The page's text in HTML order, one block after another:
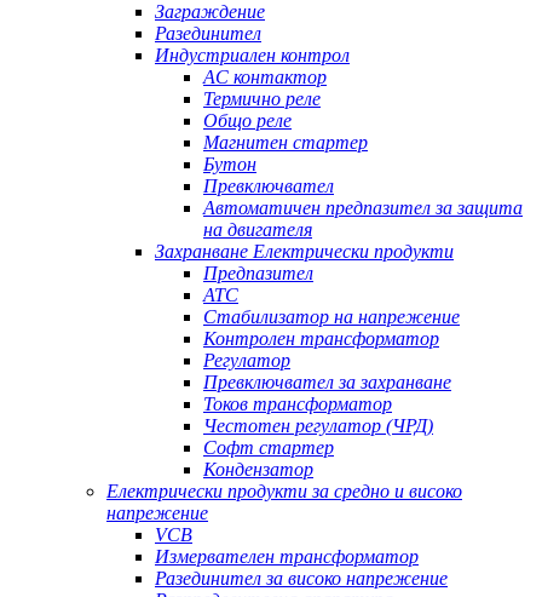
Заграждение
Разединител
Индустриален контрол
AC контактор
Термично реле
Общо реле
Магнитен стартер
Бутон
Превключвател
Автоматичен предпазител за защита
на двигателя
Захранване Електрически продукти
Предпазител
АТС
Стабилизатор на напрежение
Контролен трансформатор
Регулатор
Превключвател за захранване
Токов трансформатор
Честотен регулатор (ЧРД)
Софт стартер
Кондензатор
Електрически продукти за средно и високо
напрежение
VCB
Измервателен трансформатор
Разединител за високо напрежение